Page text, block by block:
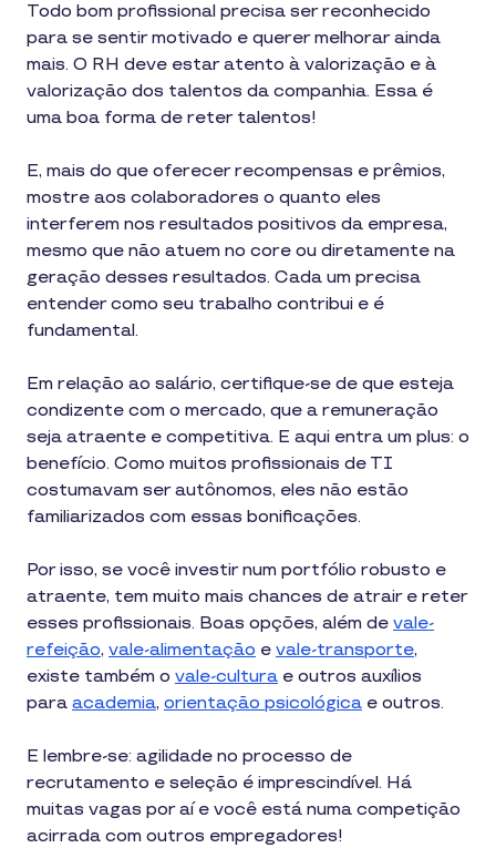
Todo bom profissional precisa ser reconhecido
para se sentir motivado e querer melhorar ainda
mais. O RH deve estar atento à valorização e à
valorização dos talentos da companhia. Essa é
uma boa forma de reter talentos!
E, mais do que oferecer recompensas e prêmios,
mostre aos colaboradores o quanto eles
interferem nos resultados positivos da empresa,
mesmo que não atuem no core ou diretamente na
geração desses resultados. Cada um precisa
entender como seu trabalho contribui e é
fundamental.
Em relação ao salário, certifique-se de que esteja
condizente com o mercado, que a remuneração
seja atraente e competitiva. E aqui entra um plus: o
benefício. Como muitos profissionais de TI
costumavam ser autônomos, eles não estão
familiarizados com essas bonificações.
Por isso, se você investir num portfólio robusto e
atraente, tem muito mais chances de atrair e reter
esses profissionais. Boas opções, além de vale-
refeição, vale-alimentação e vale-transporte,
existe também o vale-cultura e outros auxílios
para academia, orientação psicológica e outros.
E lembre-se: agilidade no processo de
recrutamento e seleção é imprescindível. Há
muitas vagas por aí e você está numa competição
acirrada com outros empregadores!